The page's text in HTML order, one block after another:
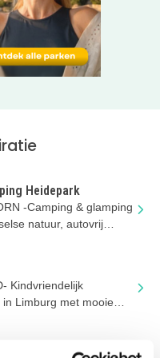
weg, jezelf kunt
Heidepark
-Camping & glamping
natuur, autovrij
Kindvriendelijk
Limburg met mooie